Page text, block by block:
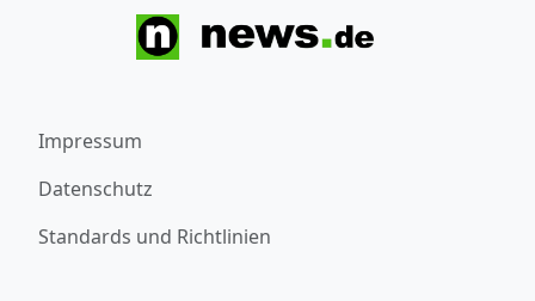
Impressum
Datenschutz
Standards und Richtlinien